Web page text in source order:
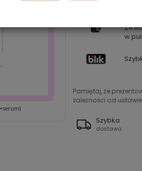
24
w
Pamiętaj, że
zależności od
Szybka
dostawa